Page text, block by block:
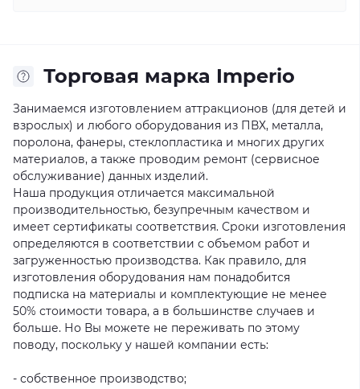
Торговая марка Imperio
Занимаемся изготовлением аттракционов (для детей и
взрослых) и любого оборудования из ПВХ, металла,
поролона, фанеры, стеклопластика и многих других
материалов, а также проводим ремонт (сервисное
обслуживание) данных изделий.
Наша продукция отличается максимальной
производительностью, безупречным качеством и
имеет сертификаты соответствия. Сроки изготовления
определяются в соответствии с объемом работ и
загруженностью производства. Как правило, для
изготовления оборудования нам понадобится
подписка на материалы и комплектующие не менее
50% стоимости товара, а в большинстве случаев и
больше. Но Вы можете не переживать по этому
поводу, поскольку у нашей компании есть:
- собственное производство;